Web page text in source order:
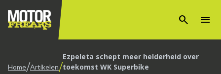
search menu
Home/Artikelen/Ezpeleta schept meer helderheid over
toekomst WK Superbike